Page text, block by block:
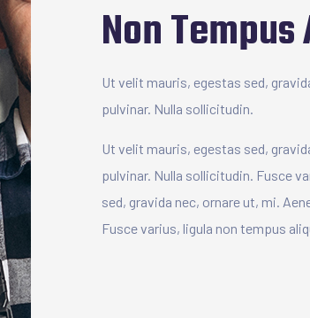
Non
Ut velit mauris, egestas sed,
pulvinar. Nulla sollicitudin.
Ut velit mauris, egestas sed,
pulvinar. Nulla sollicitudin. Fusce
sed, gravida nec, ornare ut, mi.
Fusce varius, ligula non tempus